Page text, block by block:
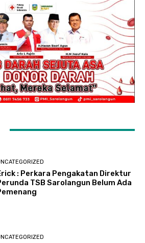
: Perkara Pengakatan Direktur
TSB Sarolangun Belum Ada